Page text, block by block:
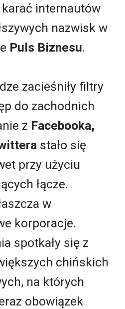
internautów
nazwisk w
Puls Biznesu.
zacieśniły filtry
do zachodnich
z Facebooka,
stało się
przy użyciu
łącze.
w
korporacje.
spotkały się z
chińskich
na których
obowiązek